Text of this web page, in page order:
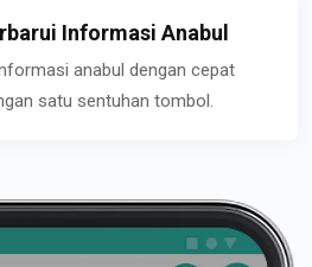
Informasi Anabul
anabul dengan cepat
satu sentuhan tombol.